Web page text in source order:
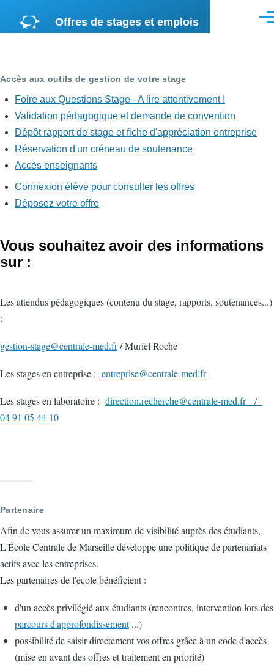
Offres de stages et emplois
Accès aux outils de gestion de votre stage
Foire aux Questions Stage - A lire attentivement !
Validation pédagogique et demande de convention
Dépôt rapport de stage et fiche d'appréciation entreprise
Réservation d'un créneau de soutenance
Accès enseignants
<none>
Connexion élève pour consulter les offres
Déposez votre offre
Vous souhaitez avoir des informations
sur :
Les attendus pédagogiques (contenu du stage, rapports, soutenances...)
:
gestion-stage@centrale-med.fr/ Muriel Roche
Les stages en entreprise : entreprise@centrale-med.fr
Les stages en laboratoire : direction.recherche@centrale-med.fr /
04 91 05 44 10
Partenaire
Afin de vous assurer un maximum de visibilité auprès des étudiants,
L'École Centrale de Marseille développe une politique de partenariats
actifs avec les entreprises.
Les partenaires de l'école bénéficient :
d'un accès privilégié aux étudiants (rencontres, intervention lors des
parcours d'approfondissement...)
possibilité de saisir directement vos offres grâce à un code d'accès
(mise en avant des offres et traitement en priorité)